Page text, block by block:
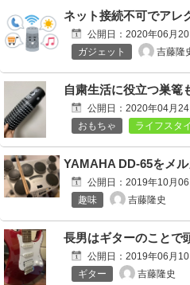
ネット接続不可でアレ
公開日： 2020年06月20
ガジェット
吉藤隆
自粛生活に役立つ巣篭
公開日： 2020年04月24
おもちゃ
ライフスタ
YAMAHA DD-65をメル
公開日： 2019年10月06
趣味
吉藤隆史
長男はギターのことで
公開日： 2019年06月10
ギター
吉藤隆史